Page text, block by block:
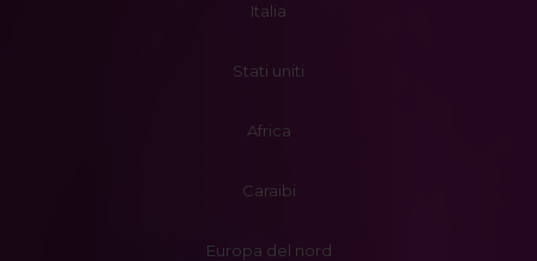
Italia
Stati uniti
Africa
Caraibi
Europa del nord